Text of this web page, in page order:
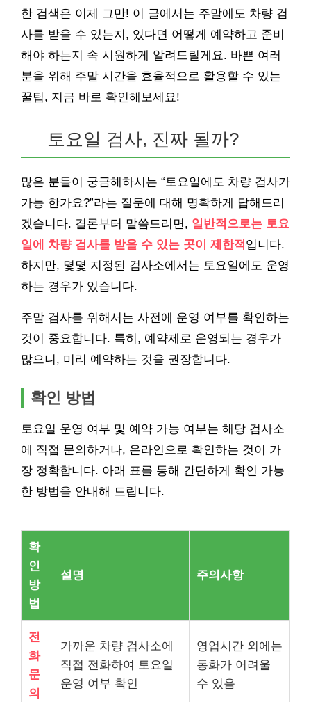
한 검색은 이제 그만! 이 글에서는 주말에도 차량 검
사를 받을 수 있는지, 있다면 어떻게 예약하고 준비
해야 하는지 속 시원하게 알려드릴게요. 바쁜 여러
분을 위해 주말 시간을 효율적으로 활용할 수 있는
꿀팁, 지금 바로 확인해보세요!
토요일 검사, 진짜 될까?
많은 분들이 궁금해하시는 “토요일에도 차량 검사가
가능 한가요?”라는 질문에 대해 명확하게 답해드리
겠습니다. 결론부터 말씀드리면, 일반적으로는 토요
일에 차량 검사를 받을 수 있는 곳이 제한적 입니다.
하지만, 몇몇 지정된 검사소에서는 토요일에도 운영
하는 경우가 있습니다.
주말 검사를 위해서는 사전에 운영 여부를 확인하는
것이 중요합니다. 특히, 예약제로 운영되는 경우가
많으니, 미리 예약하는 것을 권장합니다.
확인 방법
토요일 운영 여부 및 예약 가능 여부는 해당 검사소
에 직접 문의하거나, 온라인으로 확인하는 것이 가
장 정확합니다. 아래 표를 통해 간단하게 확인 가능
한 방법을 안내해 드립니다.
확
인
방
법
설명 주의사항
전
화
문
의
가까운 차량 검사소에
직접 전화하여 토요일
운영 여부 확인
영업시간 외에는
통화가 어려울
수 있음